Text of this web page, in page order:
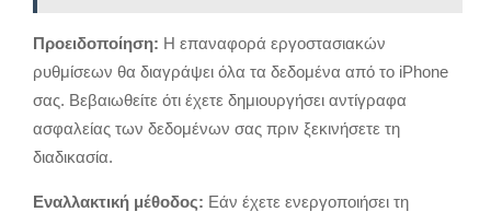
Προειδοποίηση: Η επαναφορά εργοστασιακών
ρυθμίσεων θα διαγράψει όλα τα δεδομένα από το iPhone
σας. Βεβαιωθείτε ότι έχετε δημιουργήσει αντίγραφα
ασφαλείας των δεδομένων σας πριν ξεκινήσετε τη
διαδικασία.
Εναλλακτική μέθοδος: Εάν έχετε ενεργοποιήσει τη